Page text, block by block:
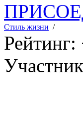
Стиль жизни /
Рейтинг: